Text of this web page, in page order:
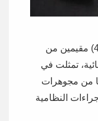
قبضت شرطة محافظة جدة على (4) مقيمين من
تمثلت في
من مجوهرات
النظامية